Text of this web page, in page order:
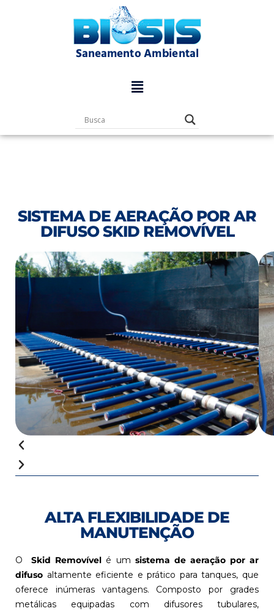
SISTEMA DE AERAÇÃO POR AR
DIFUSO SKID REMOVÍVEL
ALTA FLEXIBILIDADE DE
MANUTENÇÃO
O Skid Removível é um sistema de aeração por ar
difuso altamente eficiente e prático para tanques, que
oferece inúmeras vantagens. Composto por grades
metálicas equipadas com difusores tubulares,